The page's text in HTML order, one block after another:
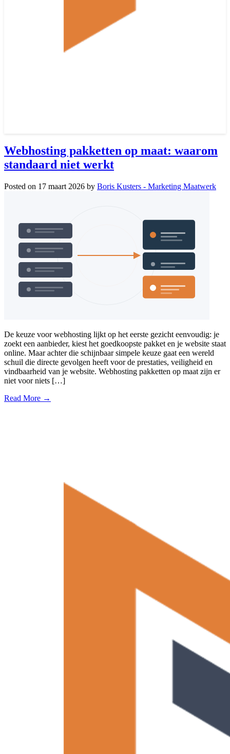
Webhosting pakketten op maat: waarom
standaard niet werkt
Posted on 17 maart 2026 by Boris Kusters - Marketing Maatwerk
De keuze voor webhosting lijkt op het eerste gezicht eenvoudig: je
zoekt een aanbieder, kiest het goedkoopste pakket en je website staat
online. Maar achter die schijnbaar simpele keuze gaat een wereld
schuil die directe gevolgen heeft voor de prestaties, veiligheid en
vindbaarheid van je website. Webhosting pakketten op maat zijn er
niet voor niets […]
Read More →